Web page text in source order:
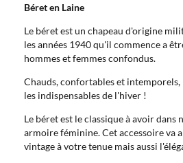
Béret en Laine
Le béret est un chapeau d'origine
les années 1940 qu'il commence a
hommes et femmes confondus.
Chauds, confortables et intemporels,
les indispensables de l'hiver !
Le béret est le classique à avoir dans
armoire féminine. Cet accessoire va
vintage à votre tenue mais aussi